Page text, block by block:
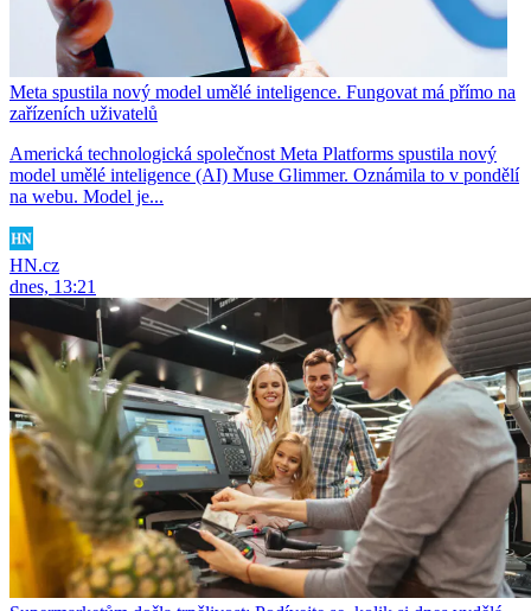
Meta spustila nový model umělé inteligence. Fungovat má přímo na
zařízeních uživatelů
Americká technologická společnost Meta Platforms spustila nový
model umělé inteligence (AI) Muse Glimmer. Oznámila to v pondělí
na webu. Model je...
HN.cz
dnes, 13:21